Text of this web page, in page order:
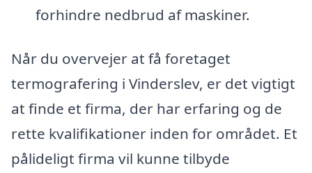
forhindre nedbrud af maskiner.
Når du overvejer at få foretaget
termografering i Vinderslev, er det vigtigt
at finde et firma, der har erfaring og de
rette kvalifikationer inden for området. Et
pålideligt firma vil kunne tilbyde